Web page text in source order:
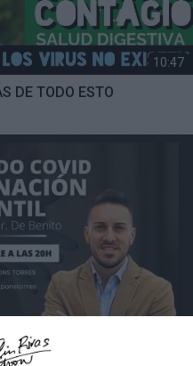
10:47
DE TODO ESTO